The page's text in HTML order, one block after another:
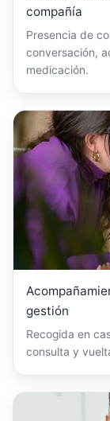
compañía
Presencia de
conversación,
medicación.
gestión
Recogida en
consulta y